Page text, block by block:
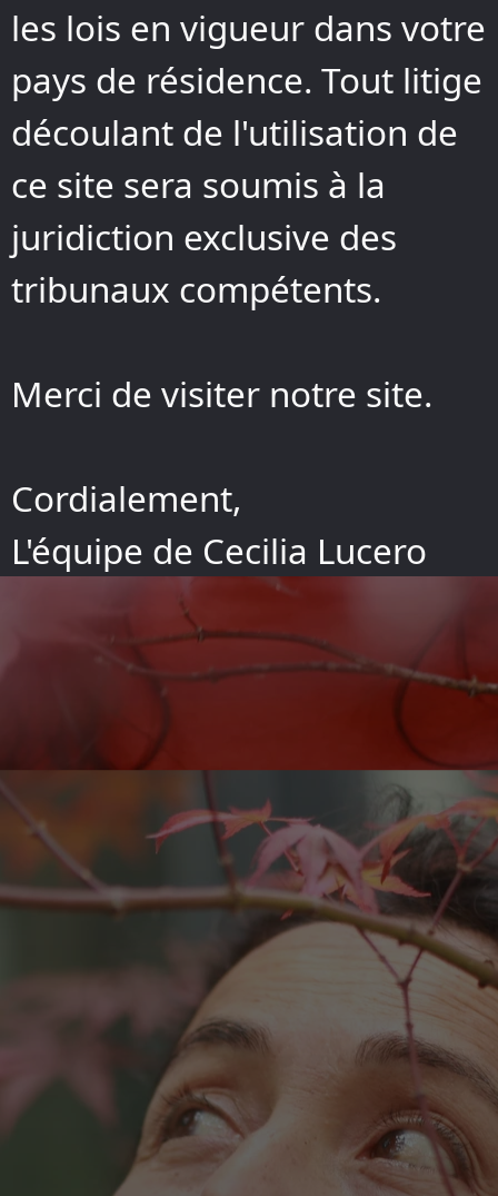
les lois en vigueur dans votre
pays de résidence. Tout litige
découlant de l'utilisation de
ce site sera soumis à la
juridiction exclusive des
tribunaux compétents.
‍Merci de visiter notre site.
Cordialement,
L'équipe de Cecilia Lucero